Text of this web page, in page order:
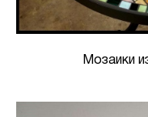
Мозаики